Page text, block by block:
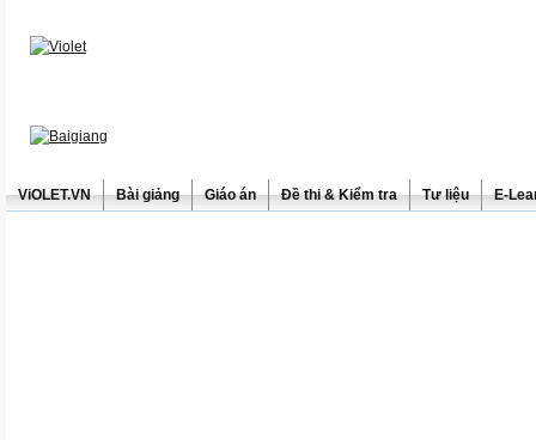
ViOLET.VN Bài giảng Giáo án Đề thi & Kiểm tra Tư liệu E-